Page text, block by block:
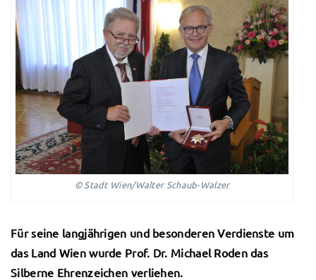
© Stadt Wien/Walter Schaub-Walzer
Für seine langjährigen und besonderen Verdienste um
das Land Wien wurde Prof. Dr. Michael Roden das
Silberne Ehrenzeichen verliehen.